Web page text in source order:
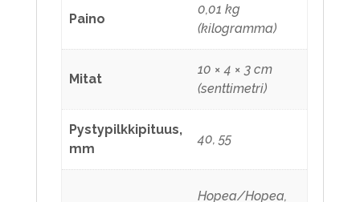
Paino
0,01 kg
(kilogramma)
Mitat
10 × 4 × 3 cm
(senttimetri)
Pystypilkkipituus,
mm
40, 55
Hopea/Hopea,